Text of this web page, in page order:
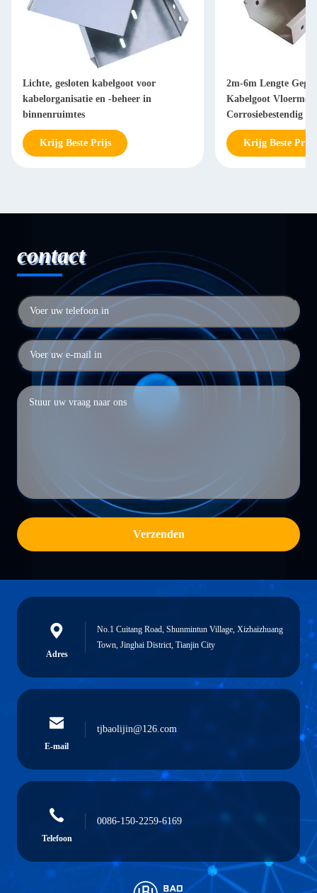
Lichte, gesloten kabelgoot voor
kabelorganisatie en -beheer in
binnenruimtes
Krijg Beste Prijs
2m-6m Lengte
Kabelgoot
Corrosiebestendig
Krijg Beste Prijs
contact
Verzenden
Adres
No.1 Cuitang Road, Shunmintun Village, Xizhaizhuang
Town, Jinghai District, Tianjin City
E-mail
tjbaolijin@126.com
Telefoon
0086-150-2259-6169